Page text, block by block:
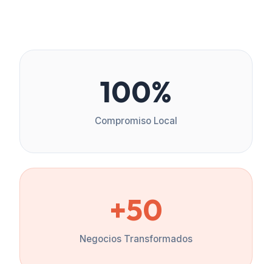
100%
Compromiso Local
+50
Negocios Transformados